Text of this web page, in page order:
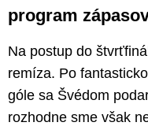
program
Na postup do
remíza. Po
góle sa Švédom
rozhodne sme však